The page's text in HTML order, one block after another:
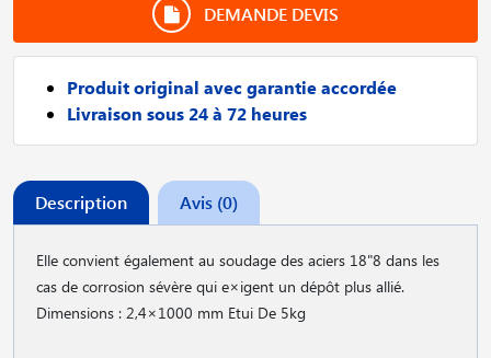
DEMANDE DEVIS
Produit original avec garantie accordée
Livraison sous 24 à 72 heures
Description Avis (0)
Elle convient également au soudage des aciers 18"8 dans les
cas de corrosion sévère qui e×igent un dépôt plus allié.
Dimensions : 2,4×1000 mm Etui De 5kg